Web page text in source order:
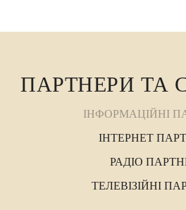
ПАРТНЕРИ ТА
ІНФОРМАЦІЙНІ
ІНТЕРНЕТ
РАДІО
ТЕЛЕВІЗІЙНІ